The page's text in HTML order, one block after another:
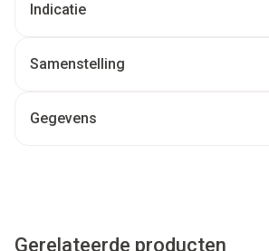
Indicatie
Samenstelling
Gegevens
Gerelateerde producten